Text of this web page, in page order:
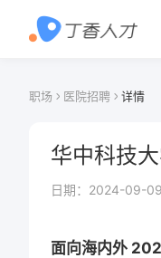
职场 医院招聘 详情
华中科技
日期： 2024-09-09
面向海内外